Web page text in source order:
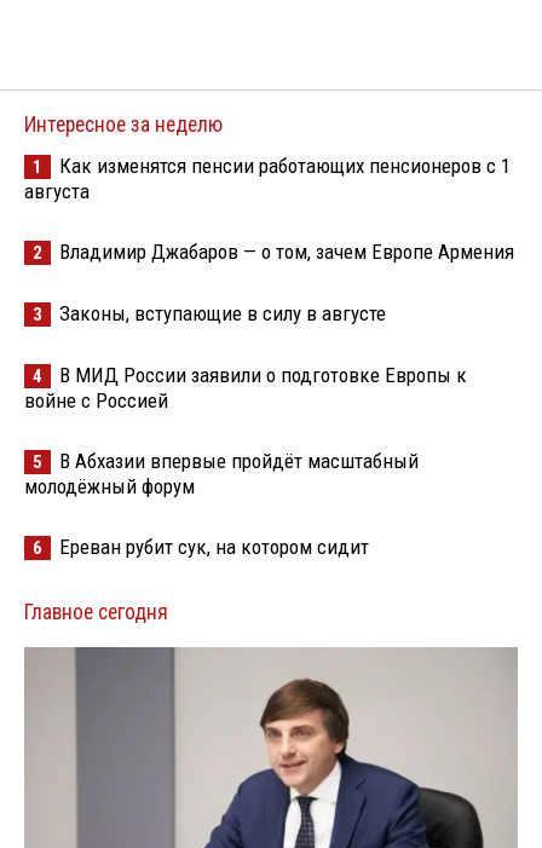
Интересное за неделю
1
Как изменятся пенсии работающих пенсионеров с 1
августа
2 Владимир Джабаров — о том, зачем Европе Армения
3 Законы, вступающие в силу в августе
4
В МИД России заявили о подготовке Европы к
войне с Россией
5
В Абхазии впервые пройдёт масштабный
молодёжный форум
6 Ереван рубит сук, на котором сидит
Главное сегодня